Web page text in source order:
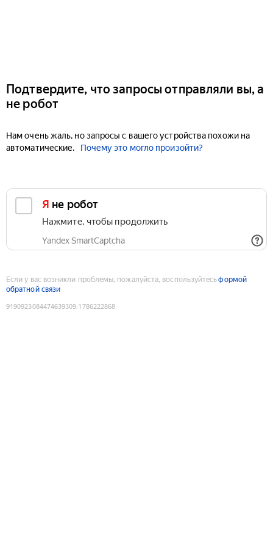
Подтвердите, что запросы отправляли вы, а
не робот
Нам очень жаль, но запросы с вашего устройства похожи на
автоматические.
Почему это могло произойти?
Я не робот
Нажмите, чтобы продолжить
Yandex SmartCaptcha
Если у вас возникли проблемы, пожалуйста, воспользуйтесьформой
обратной связи
9190923084474639309:1786222868